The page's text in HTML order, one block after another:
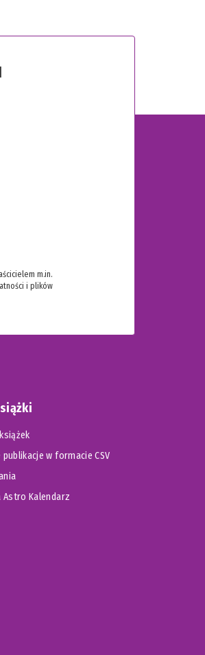
m.in.
i plików
publikacje w formacie CSV
Astro Kalendarz